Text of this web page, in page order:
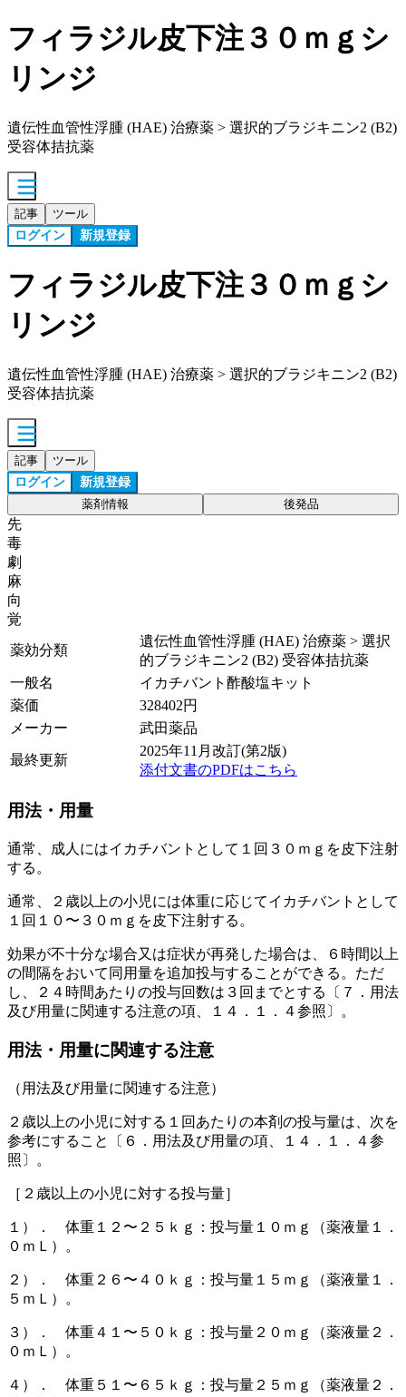
フィラジル皮下注３０ｍｇシ
リンジ
遺伝性血管性浮腫 (HAE) 治療薬 > 選択的ブラジキニン2 (B2)
受容体拮抗薬
記事 ツール
ログイン 新規登録
フィラジル皮下注３０ｍｇシ
リンジ
遺伝性血管性浮腫 (HAE) 治療薬 > 選択的ブラジキニン2 (B2)
受容体拮抗薬
記事 ツール
ログイン 新規登録
薬剤情報 後発品
先
毒
劇
麻
向
覚
薬効分類
遺伝性血管性浮腫 (HAE) 治療薬 > 選択
的ブラジキニン2 (B2) 受容体拮抗薬
一般名
イカチバント酢酸塩キット
薬価
328402円
メーカー
武田薬品
最終更新
2025年11月改訂(第2版)
添付文書のPDFはこちら
用法・用量
通常、成人にはイカチバントとして１回３０ｍｇを皮下注射
する。
通常、２歳以上の小児には体重に応じてイカチバントとして
１回１０〜３０ｍｇを皮下注射する。
効果が不十分な場合又は症状が再発した場合は、６時間以上
の間隔をおいて同用量を追加投与することができる。ただ
し、２４時間あたりの投与回数は３回までとする〔７．用法
及び用量に関連する注意の項、１４．１．４参照〕。
用法・用量に関連する注意
（用法及び用量に関連する注意）
２歳以上の小児に対する１回あたりの本剤の投与量は、次を
参考にすること〔６．用法及び用量の項、１４．１．４参
照〕。
［２歳以上の小児に対する投与量］
１）． 体重１２〜２５ｋｇ：投与量１０ｍｇ（薬液量１．
０ｍＬ）。
２）． 体重２６〜４０ｋｇ：投与量１５ｍｇ（薬液量１．
５ｍＬ）。
３）． 体重４１〜５０ｋｇ：投与量２０ｍｇ（薬液量２．
０ｍＬ）。
４）． 体重５１〜６５ｋｇ：投与量２５ｍｇ（薬液量２．